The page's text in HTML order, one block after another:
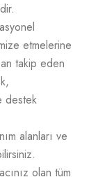
etmelerine
takip eden
destek
alanları ve
olan tüm